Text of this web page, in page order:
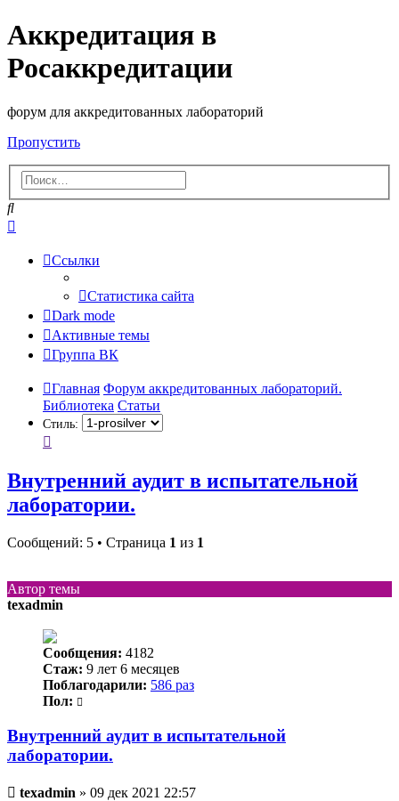
Аккредитация в
Росаккредитации
форум для аккредитованных лабораторий
Пропустить
Поиск
Ссылки
Статистика сайта
Dark mode
Активные темы
Группа ВК
Главная Форум аккредитованных лабораторий.
Библиотека Статьи
Стиль:
Внутренний аудит в испытательной
лаборатории.
Сообщений: 5 • Страница 1 из 1
Автор темы
texadmin
Сообщения: 4182
Стаж: 9 лет 6 месяцев
Поблагодарили: 586 раз
Пол:
Внутренний аудит в испытательной
лаборатории.
Непрочитанное
texadmin » 09 дек 2021 22:57